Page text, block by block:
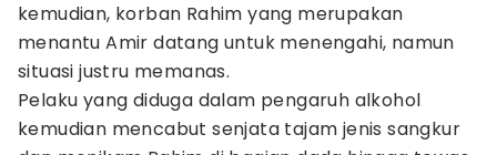
kemudian, korban Rahim yang merupakan
menantu Amir datang untuk menengahi, namun
situasi justru memanas.
Pelaku yang diduga dalam pengaruh alkohol
kemudian mencabut senjata tajam jenis sangkur